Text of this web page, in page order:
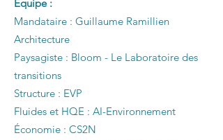
Équipe :
Mandataire : Guillaume Ramillien
Architecture
Paysagiste : Bloom - Le Laboratoire des
transitions
Structure : EVP
Fluides et HQE : AI-Environnement
Économie : CS2N